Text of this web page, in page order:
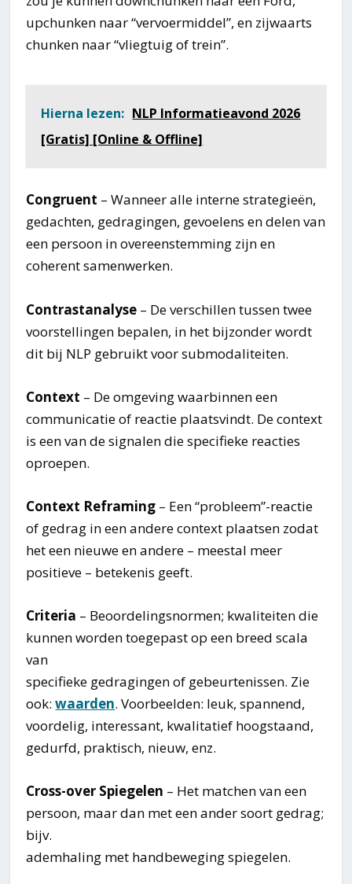
upchunken naar “vervoermiddel”, en zijwaarts
chunken naar “vliegtuig of trein”.
Hierna lezen: NLP Informatieavond 2026
[Gratis] [Online & Offline]
Congruent – Wanneer alle interne strategieën,
gedachten, gedragingen, gevoelens en delen van
een persoon in overeenstemming zijn en
coherent samenwerken.
Contrastanalyse – De verschillen tussen twee
voorstellingen bepalen, in het bijzonder wordt
dit bij NLP gebruikt voor submodaliteiten.
Context – De omgeving waarbinnen een
communicatie of reactie plaatsvindt. De context
is een van de signalen die specifieke reacties
oproepen.
Context Reframing – Een “probleem”-reactie
of gedrag in een andere context plaatsen zodat
het een nieuwe en andere – meestal meer
positieve – betekenis geeft.
Criteria – Beoordelingsnormen; kwaliteiten die
kunnen worden toegepast op een breed scala
van
specifieke gedragingen of gebeurtenissen. Zie
ook:waarden. Voorbeelden: leuk, spannend,
voordelig, interessant, kwalitatief hoogstaand,
gedurfd, praktisch, nieuw, enz.
Cross-over Spiegelen – Het matchen van een
persoon, maar dan met een ander soort gedrag;
bijv.
ademhaling met handbeweging spiegelen.